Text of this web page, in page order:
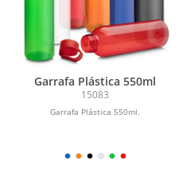
Garrafa Plástica 550ml
15083
Garrafa Plástica 550ml.